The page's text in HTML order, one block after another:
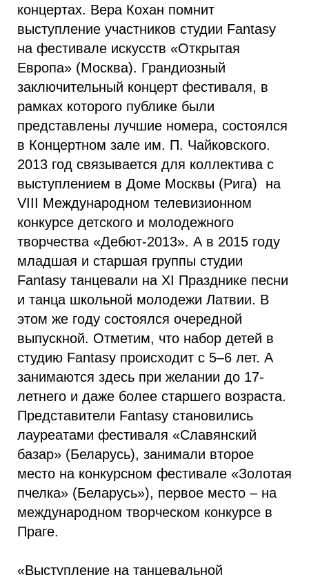
концертах. Вера Кохан помнит
выступление участников студии Fantasy
на фестивале искусств «Открытая
Европа» (Москва). Грандиозный
заключительный концерт фестиваля, в
рамках которого публике были
представлены лучшие номера, состоялся
в Концертном зале им. П. Чайковского.
2013 год связывается для коллектива с
выступлением в Доме Москвы (Рига) на
VIII Международном телевизионном
конкурсе детского и молодежного
творчества «Дебют-2013». А в 2015 году
младшая и старшая группы студии
Fantasy танцевали на XI Празднике песни
и танца школьной молодежи Латвии. В
этом же году состоялся очередной
выпускной. Отметим, что набор детей в
студию Fantasy происходит с 5–6 лет. А
занимаются здесь при желании до 17-
летнего и даже более старшего возраста.
Представители Fantasy становились
лауреатами фестиваля «Славянский
базар» (Беларусь), занимали второе
место на конкурсном фестивале «Золотая
пчелка» (Беларусь»), первое место – на
международном творческом конкурсе в
Праге.
«Выступление на танцевальной